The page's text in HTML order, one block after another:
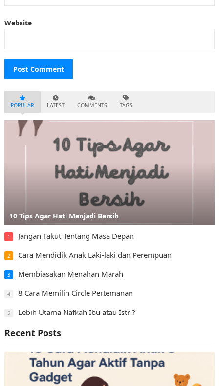
Website
POPULAR LATEST COMMENTS TAGS
10 Tips Agar Hati Menjadi Bersih
1 Jangan Takut Tentang Masa Depan
2 Cara Mendidik Anak Laki-laki dan Perempuan
3 Membiasakan Menahan Marah
4 8 Cara Memilih Circle Pertemanan
5 Lebih Utama Nafkah Ibu atau Istri?
Recent Posts